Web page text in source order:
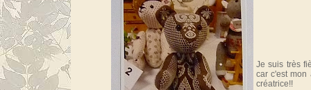
Je suis très
car c'est
créatrice!!